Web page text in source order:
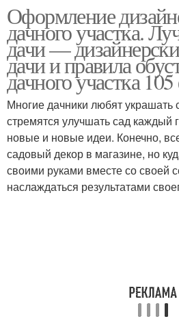
собственность
Борьба с соседским
участком
Оформление
дачного участка.
дачи —
дачи и правила
дачного участка
Многие дачники любят украшать
стремятся улучшать сад каждый
новые и новые идеи. Конечно,
садовый декор в магазине, но
своими руками вместе со своей
наслаждаться результатами